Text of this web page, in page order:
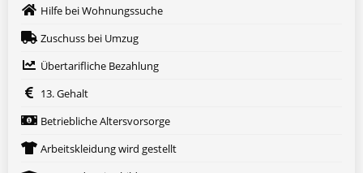
Hilfe bei Wohnungssuche
Zuschuss bei Umzug
Übertarifliche Bezahlung
13. Gehalt
Betriebliche Altersvorsorge
Arbeitskleidung wird gestellt